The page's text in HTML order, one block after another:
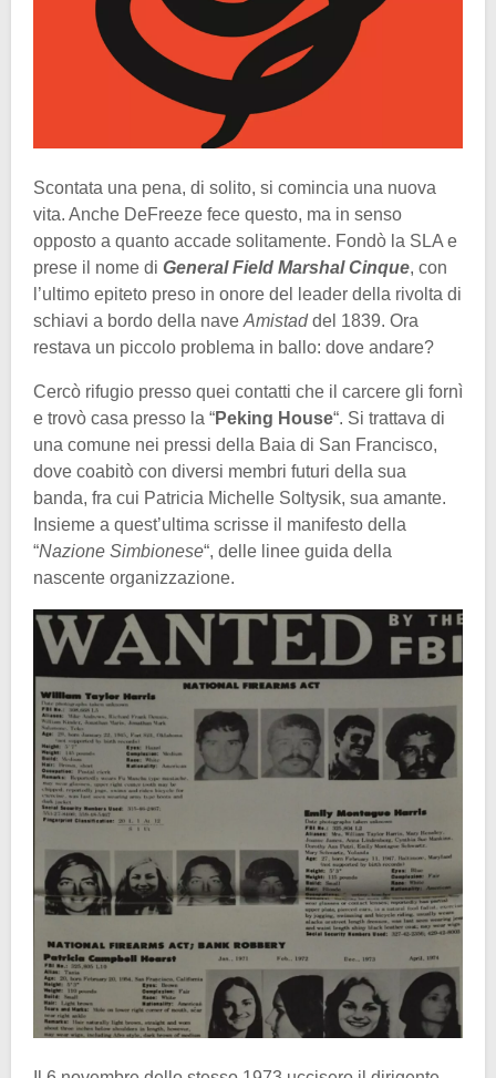
Scontata una pena, di solito, si comincia una nuova
vita. Anche DeFreeze fece questo, ma in senso
opposto a quanto accade solitamente. Fondò la SLA e
prese il nome di General Field Marshal Cinque, con
l’ultimo epiteto preso in onore del leader della rivolta di
schiavi a bordo della nave Amistaddel 1839. Ora
restava un piccolo problema in ballo: dove andare?
Cercò rifugio presso quei contatti che il carcere gli fornì
e trovò casa presso la “Peking House“. Si trattava di
una comune nei pressi della Baia di San Francisco,
dove coabitò con diversi membri futuri della sua
banda, fra cui Patricia Michelle Soltysik, sua amante.
Insieme a quest’ultima scrisse il manifesto della
“Nazione Simbionese“, delle linee guida della
nascente organizzazione.